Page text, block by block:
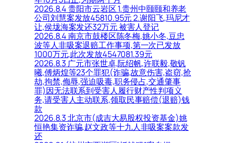
2026.8.4 贵阳市云岩区 1.贵州中颐颐和养老
公司刘慧案发放45810.95元 2.谢阳飞,玛尼才
让,侯垅海案发还32万元 被害人登记
2026.8.4 南京市鼓楼区陈冬梅,姚小冬,豆忠
波等人非吸案退赔工作事项,第一次已发放
1000万元,此次发放4547081.39元
2026.8.3 广元市张世卓,阮绍帆,许联毅,敬钒
曦,傅炳煌等23个罪犯(诈骗,故意伤害,盗窃,抢
劫,拘禁,侮辱,强迫吸毒,职务侵占,交通肇事
罪)因无法联系到受害人履行财产性判项义
务,请受害人主动联系,领取民事赔偿(退赔)钱
款
2026.8.3 北京市(成吉大易股权投资基金)姚
恒艳集资诈骗,赵文政等十九人非吸案案款发
还